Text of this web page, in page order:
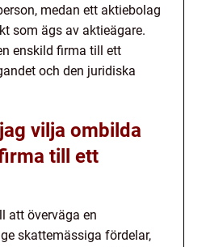
medan ett aktiebolag
som ägs av aktieägare.
enskild firma till ett
och den juridiska
vilja ombilda
till ett
att överväga en
skattemässiga fördelar,